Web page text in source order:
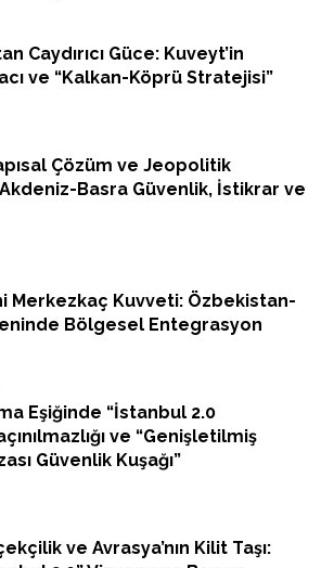
Caydırıcı Güce: Kuveyt’in
ve “Kalkan-Köprü Stratejisi”
Çözüm ve Jeopolitik
Basra Güvenlik, İstikrar ve
Merkezkaç Kuvveti: Özbekistan-
Bölgesel Entegrasyon
Eşiğinde “İstanbul 2.0
ve “Genişletilmiş
Güvenlik Kuşağı”
ve Avrasya’nın Kilit Taşı: